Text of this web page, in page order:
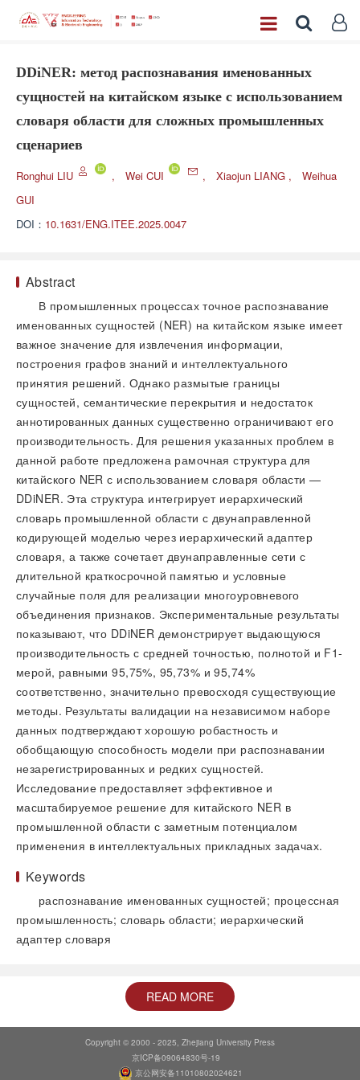
DDiNER: метод распознавания именованных
сущностей на китайском языке с использованием
словаря области для сложных промышленных
сценариев
Ronghui LIU , Wei CUI , Xiaojun LIANG ,
Weihua
GUI
DOI： 10.1631/ENG.ITEE.2025.0047
Abstract
В промышленных процессах точное распознавание
именованных сущностей (NER) на китайском языке имеет
важное значение для извлечения информации,
построения графов знаний и интеллектуального
принятия решений. Однако размытые границы
сущностей, семантические перекрытия и недостаток
аннотированных данных существенно ограничивают его
производительность. Для решения указанных проблем в
данной работе предложена рамочная структура для
китайского NER с использованием словаря области —
DDiNER. Эта структура интегрирует иерархический
словарь промышленной области с двунаправленной
кодирующей моделью через иерархический адаптер
словаря, а также сочетает двунаправленные сети с
длительной краткосрочной памятью и условные
случайные поля для реализации многоуровневого
объединения признаков. Экспериментальные результаты
показывают, что DDiNER демонстрирует выдающуюся
производительность с средней точностью, полнотой и F1-
мерой, равными 95,75%, 95,73% и 95,74%
соответственно, значительно превосходя существующие
методы. Результаты валидации на независимом наборе
данных подтверждают хорошую робастность и
обобщающую способность модели при распознавании
незарегистрированных и редких сущностей.
Исследование предоставляет эффективное и
масштабируемое решение для китайского NER в
промышленной области с заметным потенциалом
применения в интеллектуальных прикладных задачах.
Keywords
распознавание именованных сущностей; процессная
промышленность; словарь области; иерархический
адаптер словаря
READ MORE
Copyright © 2000 - 2025, Zhejiang University Press
京ICP备09064830号-19
京公网安备11010802024621